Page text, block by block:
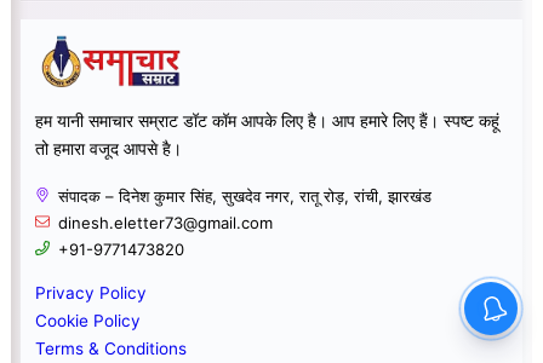
हम यानी समाचार सम्राट डॉट कॉम आपके लिए है। आप हमारे लिए हैं। स्पष्ट कहूं
तो हमारा वजूद आपसे है।
संपादक – दिनेश कुमार सिंह, सुखदेव नगर, रातू रोड़, रांची, झारखंड
dinesh.eletter73@gmail.com
+91-9771473820
Privacy Policy
Cookie Policy
Terms & Conditions